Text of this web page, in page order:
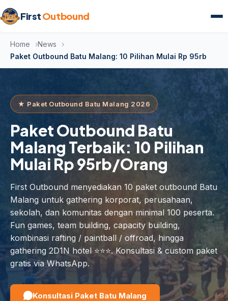
FirstOutbound
Home
News
Paket Outbound Batu Malang: 10 Pilihan Mulai Rp 95rb
★ Paket Outbound Batu Malang 2026
Paket Outbound Batu
Malang Terbaik: 10 Pilihan
Mulai Rp 95rb/Orang
First Outbound menyediakan 10 paket outbound Batu
Malang untuk gathering korporat, perusahaan,
sekolah, dan komunitas dengan minimal 100 peserta.
Fun games, team building, capacity building,
kombinasi rafting / paintball / offroad, hingga
gathering 2D1N hotel ⭐⭐⭐. Konsultasi & custom paket
gratis via WhatsApp.
Konsultasi Paket Batu Malang